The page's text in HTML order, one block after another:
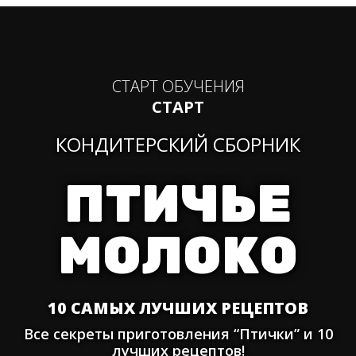
СТАРТ ОБУЧЕНИЯ
СТАРТ
КОНДИТЕРСКИЙ СБОРНИК
ПТИЧЬЕ
МОЛОКО
10 САМЫХ ЛУЧШИХ РЕЦЕПТОВ
Все секреты приготовления “Птички” и 10
лучших рецептов!